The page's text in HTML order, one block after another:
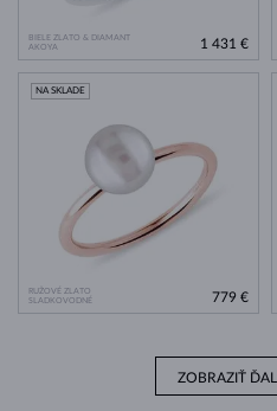
BIELE ZLATO & DIAMANT
AKOYA
1 431 €
RUŽOVÉ ZLATO
SLADKOVODNÉ
NA SKLADE
779 €
ZOBRAZIŤ